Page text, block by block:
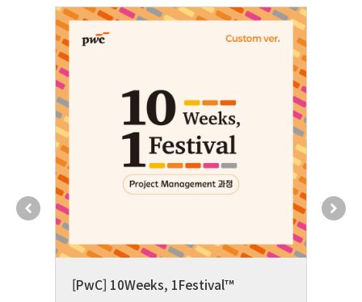
[PwC] 10Weeks, 1Festival™